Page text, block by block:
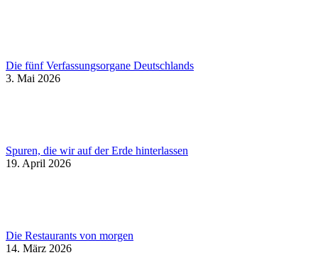
Die fünf Verfassungsorgane Deutschlands
3. Mai 2026
Spuren, die wir auf der Erde hinterlassen
19. April 2026
Die Restaurants von morgen
14. März 2026